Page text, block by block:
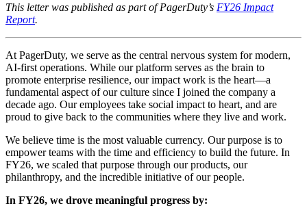
This letter was published as part of PagerDuty’s FY26 Impact
Report.
At PagerDuty, we serve as the central nervous system for modern,
AI-first operations. While our platform serves as the brain to
promote enterprise resilience, our impact work is the heart—a
fundamental aspect of our culture since I joined the company a
decade ago. Our employees take social impact to heart, and are
proud to give back to the communities where they live and work.
We believe time is the most valuable currency. Our purpose is to
empower teams with the time and efficiency to build the future. In
FY26, we scaled that purpose through our products, our
philanthropy, and the incredible initiative of our people.
In FY26, we drove meaningful progress by: